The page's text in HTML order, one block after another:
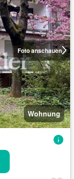
Foto anschauen
Wohnung